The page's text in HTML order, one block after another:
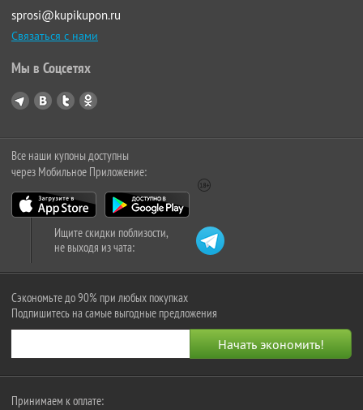
sprosi@kupikupon.ru
Связаться с нами
Мы в Соцсетях
Все наши купоны доступны
через Мобильное Приложение:
Ищите скидки поблизости,
не выходя из чата:
Сэкономьте до 90% при любых покупках
Подпишитесь на самые выгодные предложения
Принимаем к оплате: